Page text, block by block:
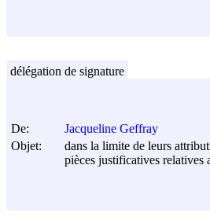
De:
Jacqueline Geffray
Objet:
dans la limite de leurs
pièces justificatives relatives
délégation de signature